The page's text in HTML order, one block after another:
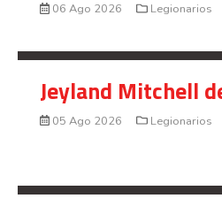
06 Ago 2026 Legionarios
Jeyland Mitchell
05 Ago 2026 Legionarios